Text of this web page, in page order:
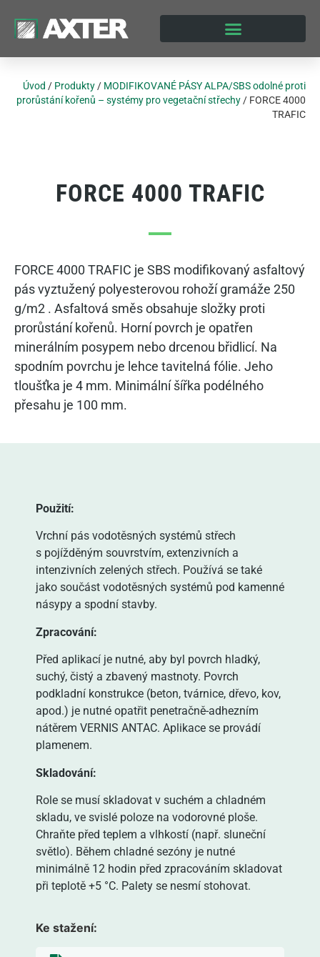
Úvod / Produkty / MODIFIKOVANÉ PÁSY ALPA/SBS odolné proti
prorůstání kořenů – systémy pro vegetační střechy / FORCE 4000
TRAFIC
FORCE 4000 TRAFIC
FORCE 4000 TRAFIC je SBS modifikovaný asfaltový
pás vyztužený polyesterovou rohoží gramáže 250
g/m2 . Asfaltová směs obsahuje složky proti
prorůstání kořenů. Horní povrch je opatřen
minerálním posypem nebo drcenou břidlicí. Na
spodním povrchu je lehce tavitelná fólie. Jeho
tloušťka je 4 mm. Minimální šířka podélného
přesahu je 100 mm.
Použití:
Vrchní pás vodotěsných systémů střech
s pojížděným souvrstvím, extenzivních a
intenzivních zelených střech. Používá se také
jako součást vodotěsných systémů pod kamenné
násypy a spodní stavby.
Zpracování:
Před aplikací je nutné, aby byl povrch hladký,
suchý, čistý a zbavený mastnoty. Povrch
podkladní konstrukce (beton, tvárnice, dřevo, kov,
apod.) je nutné opatřit penetračně-adhezním
nátěrem VERNIS ANTAC. Aplikace se provádí
plamenem.
Skladování:
Role se musí skladovat v suchém a chladném
skladu, ve svislé poloze na vodorovné ploše.
Chraňte před teplem a vlhkostí (např. sluneční
světlo). Během chladné sezóny je nutné
minimálně 12 hodin před zpracováním skladovat
při teplotě +5 °C. Palety se nesmí stohovat.
Ke stažení: